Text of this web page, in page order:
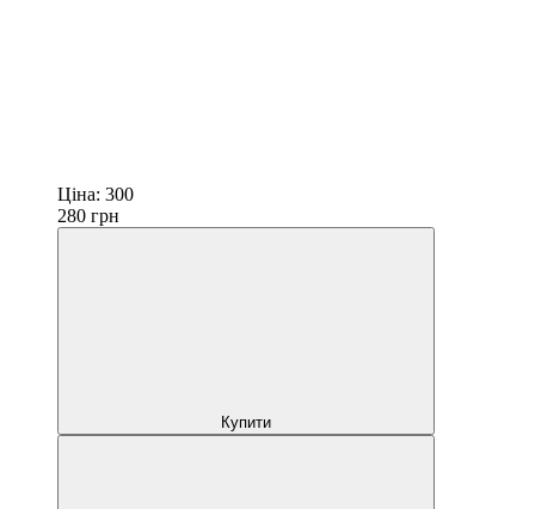
Ціна: 300
280 грн
Купити